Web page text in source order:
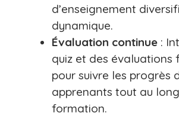
d’enseignement
dynamique.
Évaluation continue :
quiz et des évaluations
pour suivre les progrès
apprenants tout au
formation.